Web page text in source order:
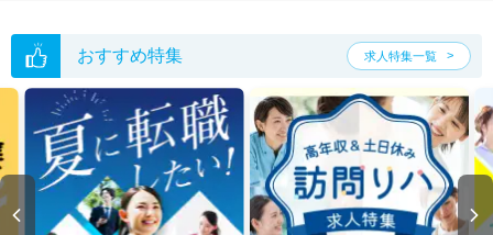
おすすめ特集 求人特集一覧